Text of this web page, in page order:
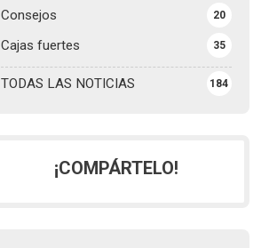
TODAS LAS NOTICIAS 184
Consejos 20
Cajas fuertes 35
¡COMPÁRTELO!